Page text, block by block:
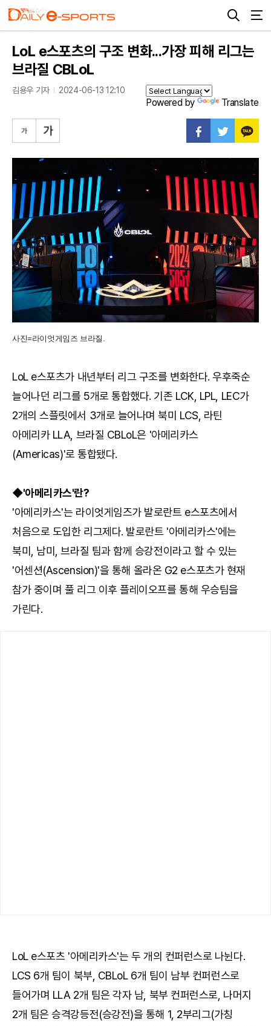
LoL e스포츠의 구조 변화...가장 피해 리그는
브라질 CBLoL
김용우 기자 2024-06-13 12:10
Powered by Translate
사진=라이엇게임즈 브라질.
LoL e스포츠가 내년부터 리그 구조를 변화한다. 우후죽순
늘어나던 리그를 5개로 통합했다. 기존 LCK, LPL, LEC가
2개의 스플릿에서 3개로 늘어나며 북미 LCS, 라틴
아메리카 LLA, 브라질 CBLoL은 '아메리카스
(Americas)'로 통합됐다.
◆'아메리카스'란?
'아메리카스'는 라이엇게임즈가 발로란트 e스포츠에서
처음으로 도입한 리그제다. 발로란트 '아메리카스'에는
북미, 남미, 브라질 팀과 함께 승강전이라고 할 수 있는
'어센션(Ascension)'을 통해 올라온 G2 e스포츠가 현재
참가 중이며 풀 리그 이후 플레이오프를 통해 우승팀을
가린다.
LoL e스포츠 '아메리카스'는 두 개의 컨퍼런스로 나뉜다.
LCS 6개 팀이 북부, CBLoL 6개 팀이 남부 컨퍼런스로
들어가며 LLA 2개 팀은 각자 남, 북부 컨퍼런스로, 나머지
2개 팀은 승격강등전(승강전)을 통해 1, 2부리그(가칭